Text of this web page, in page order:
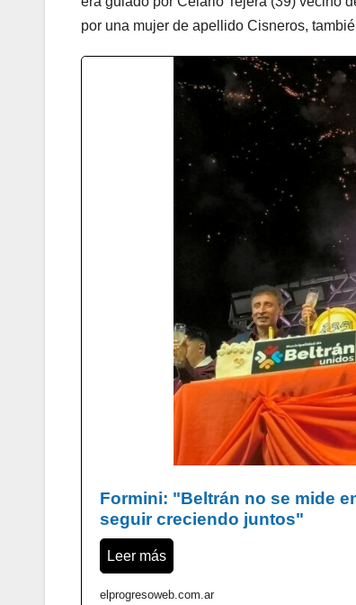
por una mujer de apellido Cisneros,
Formini: "Beltrán no se mide
seguir creciendo juntos"
Leer más
elprogresoweb.com.ar